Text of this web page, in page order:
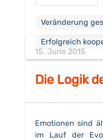
Veränderung
Erfolgreich
15. June 2015
Die Logik
Emotionen sind
im Lauf der